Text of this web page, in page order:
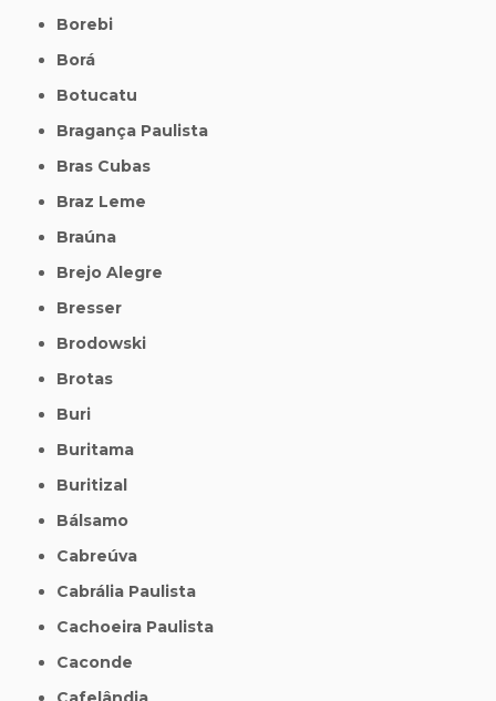
Borebi
Borá
Botucatu
Bragança Paulista
Bras Cubas
Braz Leme
Braúna
Brejo Alegre
Bresser
Brodowski
Brotas
Buri
Buritama
Buritizal
Bálsamo
Cabreúva
Cabrália Paulista
Cachoeira Paulista
Caconde